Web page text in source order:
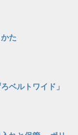
た
ベルトワイド」